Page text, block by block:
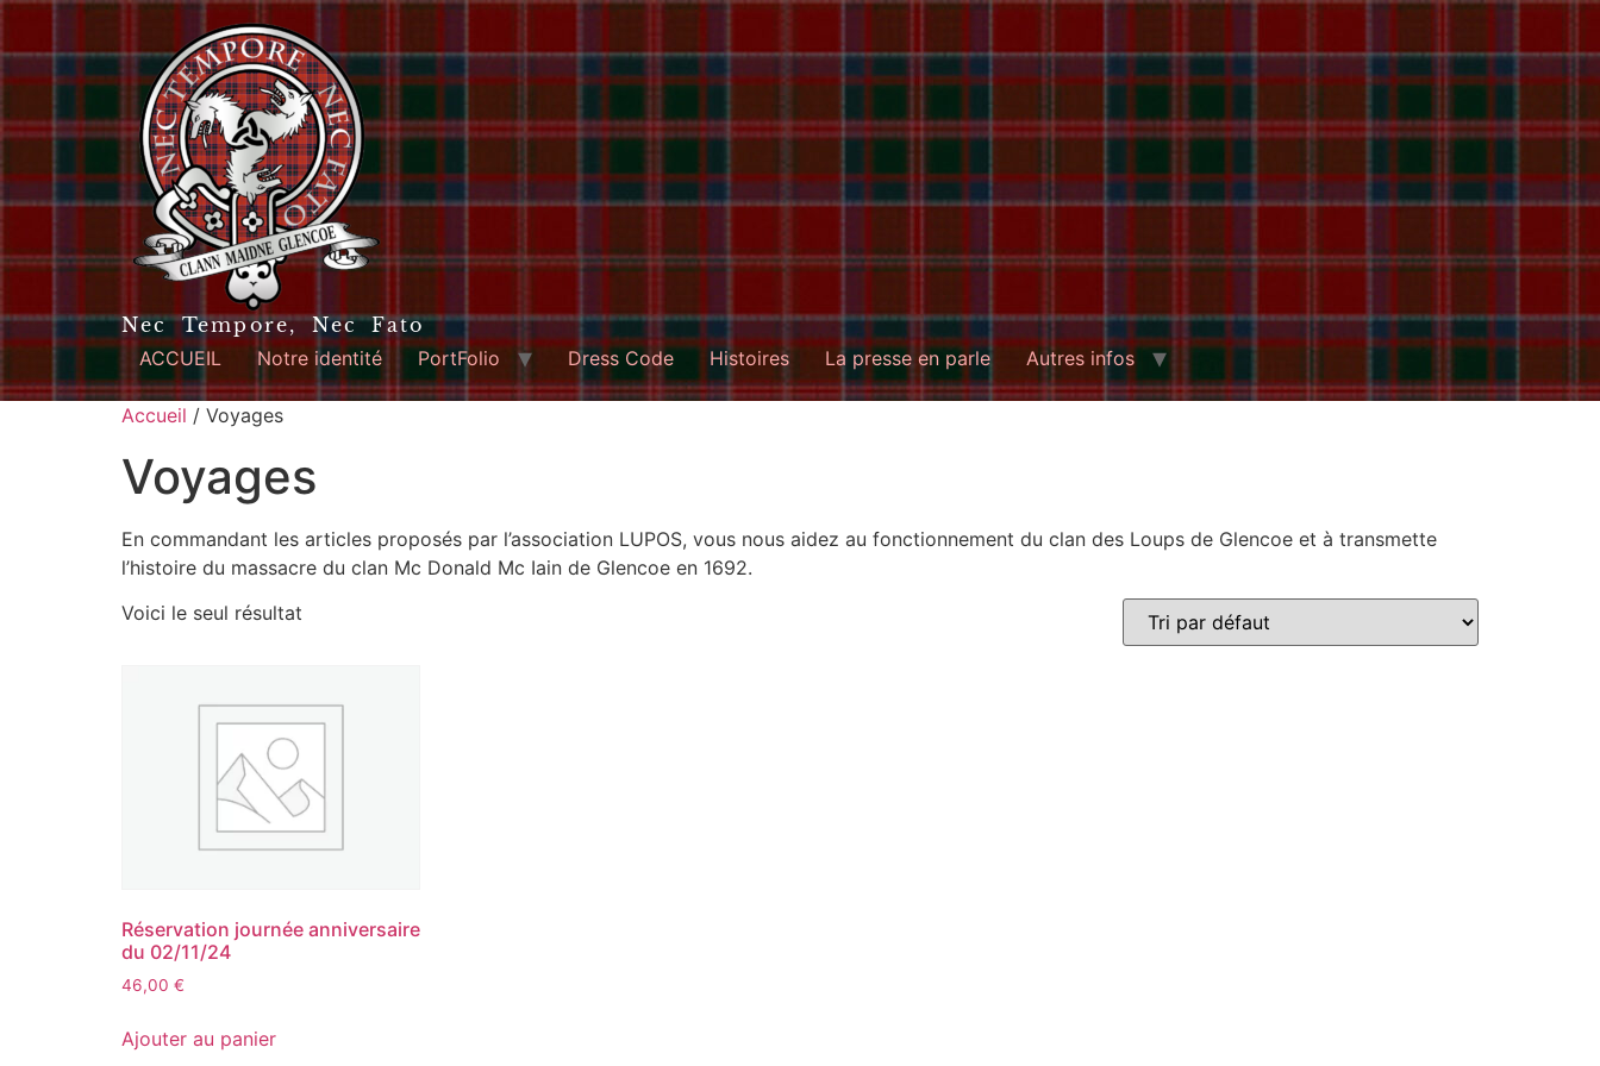
Nec Tempore, Nec Fato
ACCUEIL
Notre identité PortFolio Dress Code Histoires La presse en parle Autres infos
Accueil / Voyages
Voyages
En commandant les articles proposés par l’association LUPOS, vous nous aidez au fonctionnement du clan des Loups de Glencoe et à transmette
l’histoire du massacre du clan Mc Donald Mc Iain de Glencoe en 1692.
Voici le seul résultat
Réservation journée anniversaire
du 02/11/24
46,00 €
Ajouter au panier